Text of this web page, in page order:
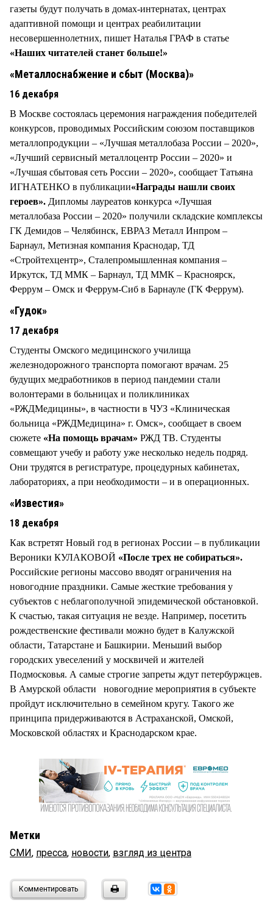
газеты будут получать в домах-интернатах, центрах
адаптивной помощи и центрах реабилитации
несовершеннолетних, пишет Наталья ГРАФ в статье
«Наших читателей станет больше!»
«Металлоснабжение и сбыт (Москва)»
16 декабря
В Москве состоялась церемония награждения победителей
конкурсов, проводимых Российским союзом поставщиков
металлопродукции – «Лучшая металлобаза России – 2020»,
«Лучший сервисный металлоцентр России – 2020» и
«Лучшая сбытовая сеть России – 2020», сообщает Татьяна
ИГНАТЕНКО в публикации«Награды нашли своих
героев». Дипломы лауреатов конкурса «Лучшая
металлобаза России – 2020» получили складские комплексы
ГК Демидов – Челябинск, ЕВРАЗ Металл Инпром –
Барнаул, Метизная компания Краснодар, ТД
«Стройтехцентр», Сталепромышленная компания –
Иркутск, ТД ММК – Барнаул, ТД ММК – Красноярск,
Феррум – Омск и Феррум-Сиб в Барнауле (ГК Феррум).
«Гудок»
17 декабря
Студенты Омского медицинского училища
железнодорожного транспорта помогают врачам. 25
будущих медработников в период пандемии стали
волонтерами в больницах и поликлиниках
«РЖДМедицины», в частности в ЧУЗ «Клиническая
больница «РЖДМедицина» г. Омск», сообщает в своем
сюжете «На помощь врачам» РЖД ТВ. Студенты
совмещают учебу и работу уже несколько недель подряд.
Они трудятся в регистратуре, процедурных кабинетах,
лабораториях, а при необходимости – и в операционных.
«Известия»
18 декабря
Как встретят Новый год в регионах России – в публикации
Вероники КУЛАКОВОЙ «После трех не собираться».
Российские регионы массово вводят ограничения на
новогодние праздники. Самые жесткие требования у
субъектов с неблагополучной эпидемической обстановкой.
К счастью, такая ситуация не везде. Например, посетить
рождественские фестивали можно будет в Калужской
области, Татарстане и Башкирии. Меньший выбор
городских увеселений у москвичей и жителей
Подмосковья. А самые строгие запреты ждут петербуржцев.
В Амурской области новогодние мероприятия в субъекте
пройдут исключительно в семейном кругу. Такого же
принципа придерживаются в Астраханской, Омской,
Московской областях и Краснодарском крае.
Метки
СМИ, пресса, новости, взгляд из центра
Комментировать